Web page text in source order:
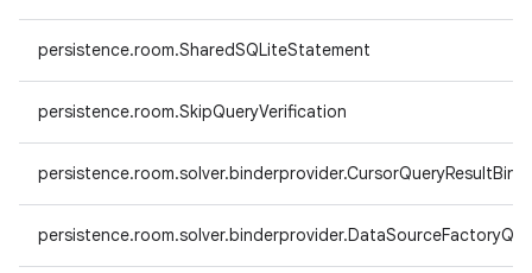
persistence.room.SharedSQLiteStatement
persistence.room.SkipQueryVerification